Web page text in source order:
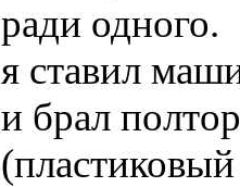
ради одного.
я ставил
и брал